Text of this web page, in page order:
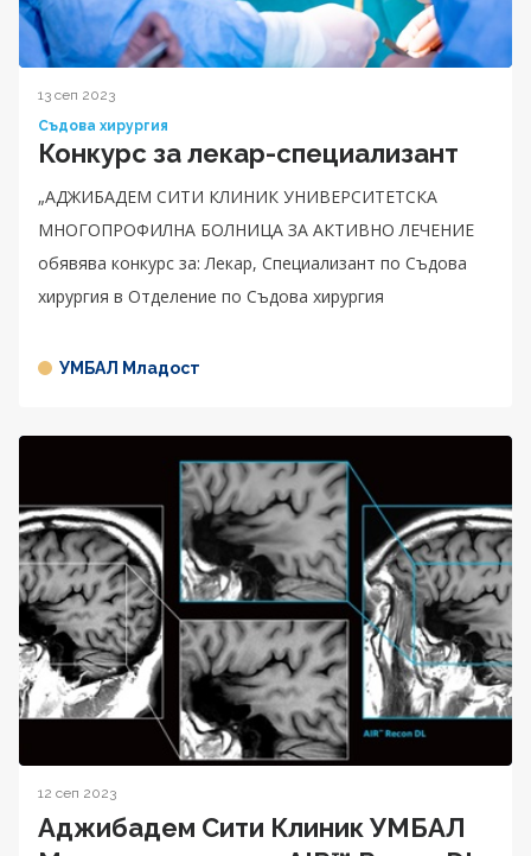
13 сеп 2023
Съдова хирургия
Конкурс за лекар-специализант
„АДЖИБАДЕМ СИТИ КЛИНИК УНИВЕРСИТЕТСКА
МНОГОПРОФИЛНА БОЛНИЦА ЗА АКТИВНО ЛЕЧЕНИЕ
обявява конкурс за: Лекар, Специализант по Съдова
хирургия в Отделение по Съдова хирургия
УМБАЛ Младост
12 сеп 2023
Аджибадем Сити Клиник УМБАЛ